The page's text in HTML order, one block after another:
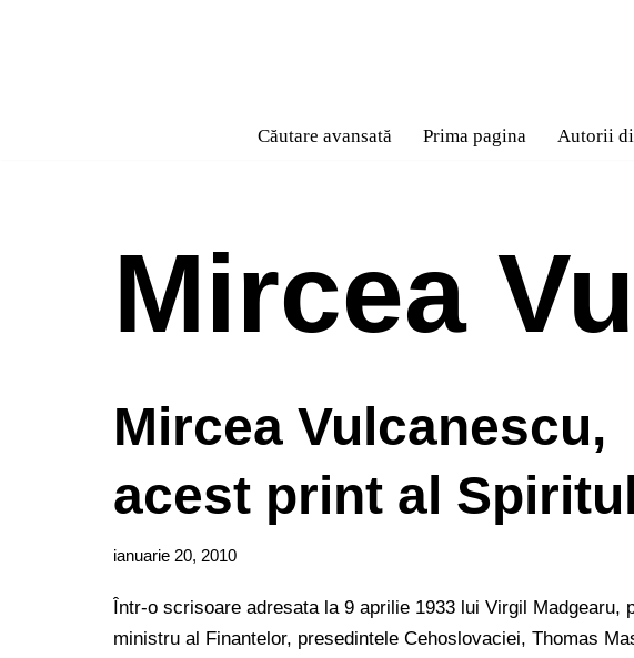
Căutare avansată Prima pagina Autorii
Mircea
Mircea Vulcanescu,
acest print al
ianuarie 20, 2010
Într-o scrisoare adresata la 9 aprilie 1933 lui Virgil Madgearu,
ministru al Finantelor, presedintele Cehoslovaciei, Thomas